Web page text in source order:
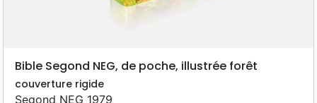
Bible Segond NEG, de poche, illustrée forêt
couverture rigide
Segond NEG 1979